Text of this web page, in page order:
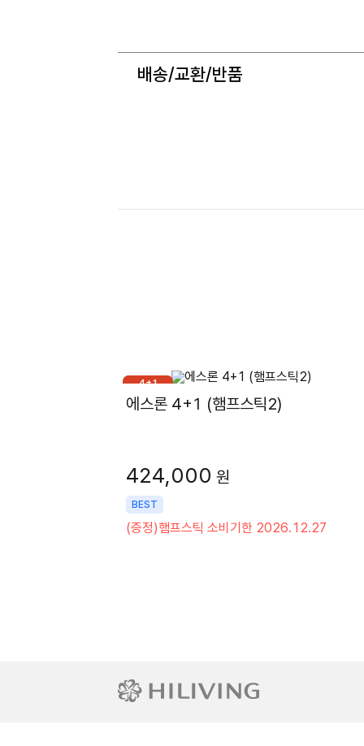
배송/교환/반품
4+1
에스론 4+1 (햄프스틱2)
424,000 원
BEST
(증정)햄프스틱 소비기한 2026.12.27